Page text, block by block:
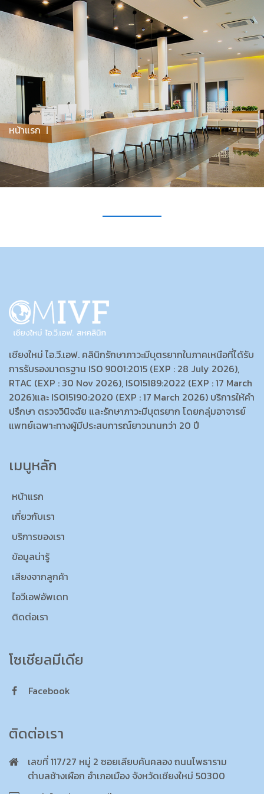
จันทร์-ศุกร์ 09.00 - 20.00 / เสาร์ 9.00-17.00 / อาทิตย์ 09.00-
16.00
มีคำถามไหม? โทรหาเราที่094-608-0022
Menu
หน้าแรก
เชียงใหม่ ไอ.วี.เอฟ. คลินิกรักษาภาวะมีบุตรยากในภาคเหนือที่ได้รับ
การรับรองมาตรฐาน ISO 9001:2015 (EXP : 28 July 2026),
RTAC (EXP : 30 Nov 2026), ISO15189:2022 (EXP : 17 March
2026)และ ISO15190:2020 (EXP : 17 March 2026) บริการให้คำ
ปรึกษา ตรวจวินิจฉัย และรักษาภาวะมีบุตรยาก โดยกลุ่มอาจารย์
แพทย์เฉพาะทางผู้มีประสบการณ์ยาวนานกว่า 20 ปี
เมนูหลัก
หน้าแรก
เกี่ยวกับเรา
บริการของเรา
ข้อมูลน่ารู้
เสียงจากลูกค้า
ไอวีเอฟอัพเดท
ติดต่อเรา
โซเชียลมีเดีย
Facebook
ติดต่อเรา
เลขที่ 117/27 หมู่ 2 ซอยเลียบคันคลอง ถนนโพธาราม
ตำบลช้างเผือก อำเภอเมือง จังหวัดเชียงใหม่ 50300